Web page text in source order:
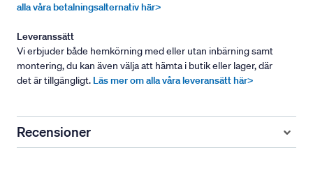
alla våra betalningsalternativ här>
Leveranssätt
Vi erbjuder både hemkörning med eller utan inbärning samt
montering, du kan även välja att hämta i butik eller lager, där
det är tillgängligt. Läs mer om alla våra leveransätt här>
Recensioner